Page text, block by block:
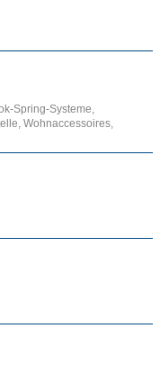
Spring-Systeme,
Wohnaccessoires,